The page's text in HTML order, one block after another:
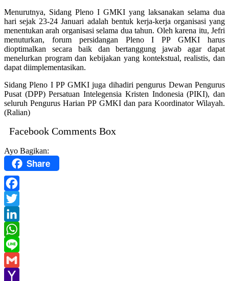
Menurutnya, Sidang Pleno I GMKI yang laksanakan selama dua
hari sejak 23-24 Januari adalah bentuk kerja-kerja organisasi yang
menentukan arah organisasi selama dua tahun. Oleh karena itu, Jefri
menuturkan, forum persidangan Pleno I PP GMKI harus
dioptimalkan secara baik dan bertanggung jawab agar dapat
menelurkan program dan kebijakan yang kontekstual, realistis, dan
dapat diimplementasikan.
Sidang Pleno I PP GMKI juga dihadiri pengurus Dewan Pengurus
Pusat (DPP) Persatuan Intelegensia Kristen Indonesia (PIKI), dan
seluruh Pengurus Harian PP GMKI dan para Koordinator Wilayah.
(Ralian)
Facebook Comments Box
Ayo Bagikan:
Share
Facebook
Twitter
LinkedIn
WhatsApp
Line
Gmail